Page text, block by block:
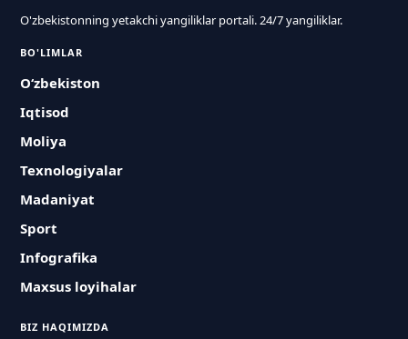
O'zbekistonning yetakchi yangiliklar portali. 24/7 yangiliklar.
BO'LIMLAR
O‘zbekiston
Iqtisod
Moliya
Texnologiyalar
Madaniyat
Sport
Infografika
Maxsus loyihalar
BIZ HAQIMIZDA